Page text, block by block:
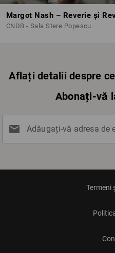
CNDB - Sala Stere Popescu
Aflați detalii despre
Abonați-vă
mail Adăugați-vă adresa de
Termeni